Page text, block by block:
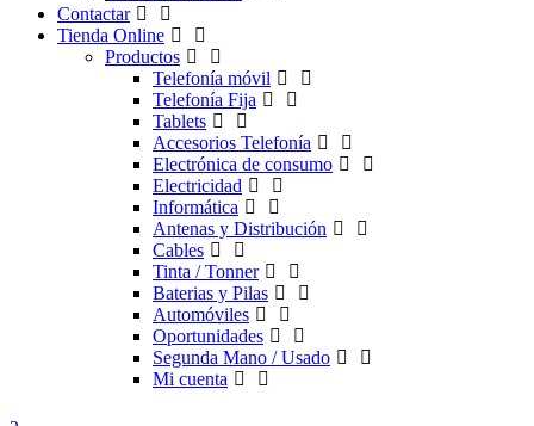
Contactar
Tienda Online
Productos
Telefonía móvil
Telefonía Fija
Tablets
Accesorios Telefonía
Electrónica de consumo
Electricidad
Informática
Antenas y Distribución
Cables
Tinta / Tonner
Baterias y Pilas
Automóviles
Oportunidades
Segunda Mano / Usado
Mi cuenta